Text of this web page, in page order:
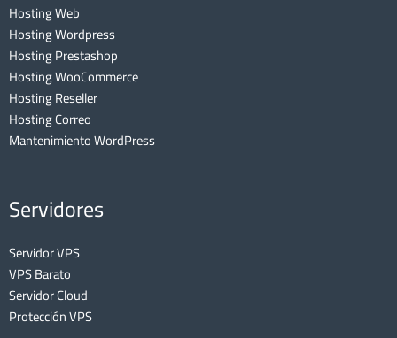
Hosting Web
Hosting Wordpress
Hosting Prestashop
Hosting WooCommerce
Hosting Reseller
Hosting Correo
Mantenimiento WordPress
Servidores
Servidor VPS
VPS Barato
Servidor Cloud
Protección VPS